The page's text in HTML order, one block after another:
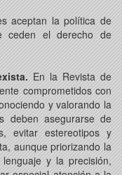
aceptan la política de
ceden el derecho de
En la Revista de
comprometidos con
y valorando la
deben asegurarse de
evitar estereotipos y
aunque priorizando la
y la precisión,